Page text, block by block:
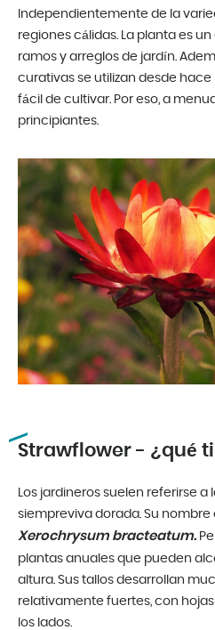
Independientemente de la
regiones cálidas. La planta es
ramos y arreglos de jardín.
curativas se utilizan desde hace
fácil de cultivar. Por eso, a
principiantes.
Strawflower - ¿qué
Los jardineros suelen referirse a
siempreviva dorada. Su
Xerochrysum bracteatum.
plantas anuales que pueden
altura. Sus tallos desarrollan
relativamente fuertes, con
los lados.